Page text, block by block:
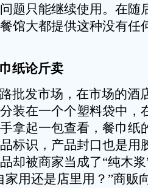
题只能继续使用。在随
馆大都提供这种没有任
纸论斤卖
批发市场，在市场的酒
装在一个个塑料袋中，
拿起一包查看，餐巾纸
标识，产品封口也是用
却被商家当成了“纯木
家用还是店里用？”商贩